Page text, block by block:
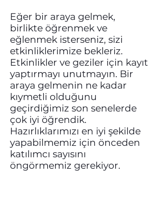
Eğer bir araya gelmek,
birlikte öğrenmek ve
eğlenmek isterseniz, sizi
etkinliklerimize bekleriz.
Etkinlikler ve geziler için kayıt
yaptırmayı unutmayın. Bir
araya gelmenin ne kadar
kıymetli olduğunu
geçirdiğimiz son senelerde
çok iyi öğrendik.
Hazırlıklarımızı en iyi şekilde
yapabilmemiz için önceden
katılımcı sayısını
öngörmemiz gerekiyor.